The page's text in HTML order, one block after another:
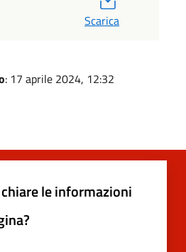
Scarica
: 17 aprile 2024, 12:32
le informazioni